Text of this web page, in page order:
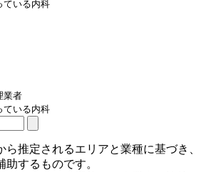
ている内科
業者
ている内科
推定されるエリアと業種に基づき、
するものです。